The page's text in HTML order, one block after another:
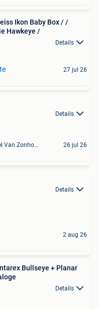
Ikon Baby Box / /
Hawkeye /
Details
27 jul 26
Details
Houthalen+ Deel Van Zonhoven En Zolder 26 jul 26
Details
2 aug 26
Bullseye + Planar
Details